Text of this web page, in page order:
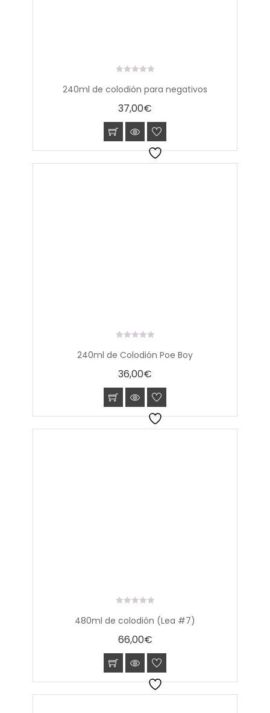
240ml de colodión para negativos
out
537,00€
240ml de Colodión Poe Boy
out
536,00€
480ml de colodión (Lea #7)
out
566,00€